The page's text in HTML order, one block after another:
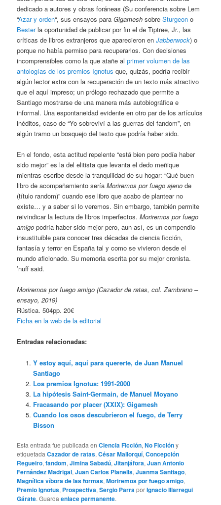
dedicado a autores y obras foráneas (Su conferencia sobre Lem
“Azar y orden“, sus ensayos paraGigamesh sobreSturgeon o
Besterla oportunidad de publicar por fin el de Tiptree, Jr., las
críticas de libros extranjeros que aparecieron enJabberwock) o
porque no había permiso para recuperarlos. Con decisiones
incomprensibles como la que atañe alprimer volumen de las
antologías de los premios Ignotus que, quizás, podría recibir
algún lector extra con la recuperación de un texto más atractivo
que el aquí impreso; un prólogo rechazado que permite a
Santiago mostrarse de una manera más autobiográfica e
informal. Una espontaneidad evidente en otro par de los artículos
inéditos, caso de “Yo sobreviví a las guerras del fandom”, en
algún tramo un bosquejo del texto que podría haber sido.
En el fondo, esta actitud repelente “está bien pero podía haber
sido mejor” es la del elitista que levanta el dedo meñique
mientras escribe desde la tranquilidad de su hogar: “Qué buen
libro de acompañamiento seríaMoriremos por fuego ajeno de
(título random)” cuando ese libro que acabo de plantear no
existe… y a saber si lo veremos. Sin embargo, también permite
reivindicar la lectura de libros imperfectos.Moriremos por fuego
amigo podría haber sido mejor pero, aun así, es un compendio
insustituible para conocer tres décadas de ciencia ficción,
fantasía y terror en España tal y como se vivieron desde el
mundo aficionado. Su memoria escrita por su mejor cronista.
’nuff said.
Moriremos por fuego amigo (Cazador de ratas, col. Zambrano –
ensayo, 2019)
Rústica. 504pp. 20€
Ficha en la web de la editorial
Entradas relacionadas:
Y estoy aquí, aquí para quererte, de Juan Manuel
Santiago
Los premios Ignotus: 1991-2000
La hipótesis Saint-Germain, de Manuel Moyano
Fracasando por placer (XXIX): Gigamesh
Cuando los osos descubrieron el fuego, de Terry
Bisson
Esta entrada fue publicada enCiencia Ficción,No Ficcióny
etiquetadaCazador de ratas,César Mallorquí,Concepción
Regueiro,fandom,Jimina Sabadú,Jitanjáfora,Juan Antonio
Fernández Madrigal,Juan Carlos Planells,Juanma Santiago,
Magnífica víbora de las formas,Moriremos por fuego amigo,
Premio Ignotus, Prospectiva,Sergio ParraporIgnacio Illarregui
Gárate. Guardaenlace permanente.